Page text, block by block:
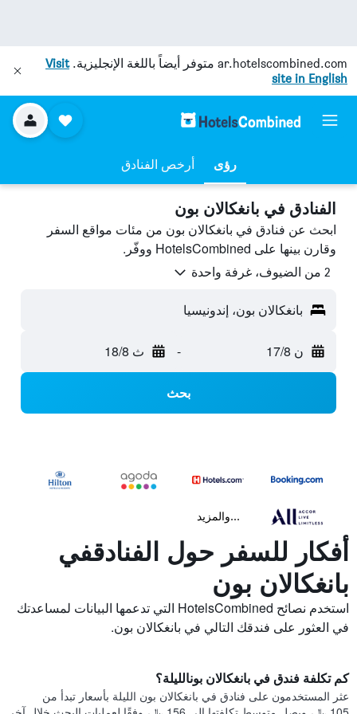
ar.hotelscombined.com متوفر أيضاً باللغة الإنجليزية.Visit
site in English
رؤى أرخص الفنادق
الفنادق في بانغكالان بون
ابحث عن فنادق في بانغكالان بون من مئات مواقع السفر
وقارن بينها على HotelsCombined ووفّر.
2 من الضيوف، غرفة واحدة
بانغكالان بون، إندونيسيا
ن 17/8 - ث 18/8
بحث
...والمزيد
أفكار للسفر حول الفنادقفي
بانغكالان بون
استخدم نصائح HotelsCombined التي تدعمها البيانات لمساعدتك
في العثور على فندقك التالي في بانغكالان بون.
كم تكلفة فندق في بانغكالان بونالليلة؟
عثر المستخدمون على فنادق في بانغكالان بون الليلة بأسعار تبدأ من